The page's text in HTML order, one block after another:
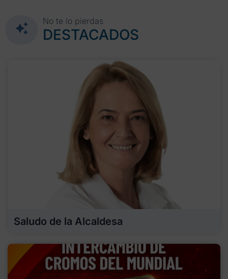
No te lo pierdas
DESTACADOS
Saludo de la Alcaldesa